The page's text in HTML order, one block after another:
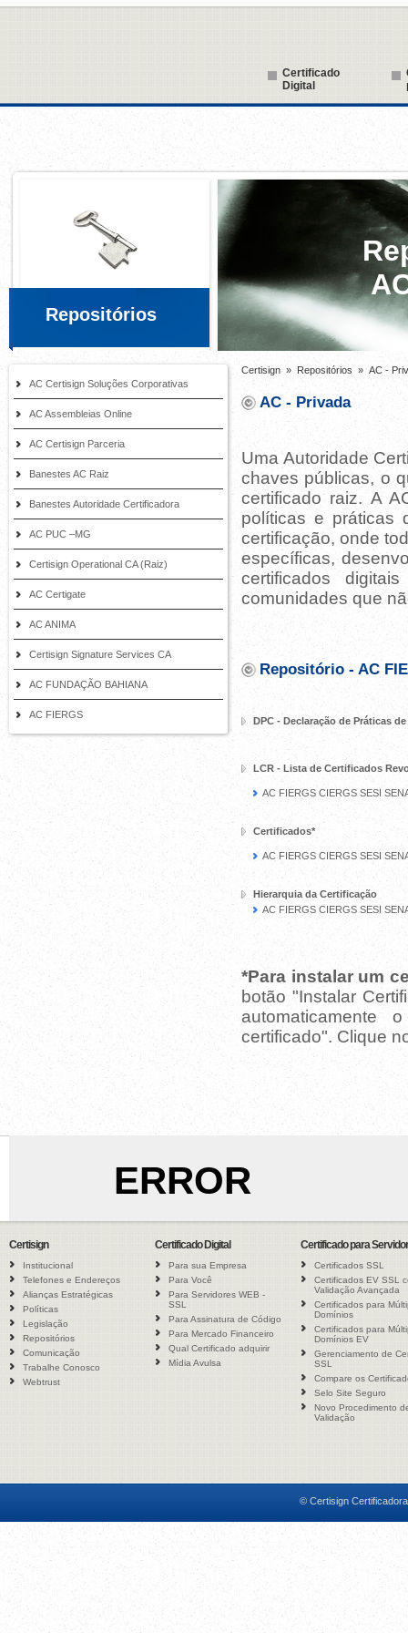
AC Certisign Soluções Corporativas
AC Assembleias Online
AC Certisign Parceria
Banestes AC Raiz
Banestes Autoridade Certificadora
AC PUC –MG
Certisign Operational CA (Raiz)
AC Certigate
AC ANIMA
Certisign Signature Services CA
AC FUNDAÇÃO BAHIANA
AC FIERGS
Certisign » Repositórios » AC -
AC - Privada
Uma Autoridade
chaves públicas, o
certificado raiz. A
políticas e práticas
certificação, onde
específicas,
certificados
comunidades que
Repositório - AC
DPC - Declaração de Práticas
LCR - Lista de Certificados
AC FIERGS CIERGS SESI
Certificados*
AC FIERGS CIERGS SESI
Hierarquia da Certificação
AC FIERGS CIERGS SESI
*Para instalar um
botão "Instalar
automaticamente
certificado". Clique
© Certisign